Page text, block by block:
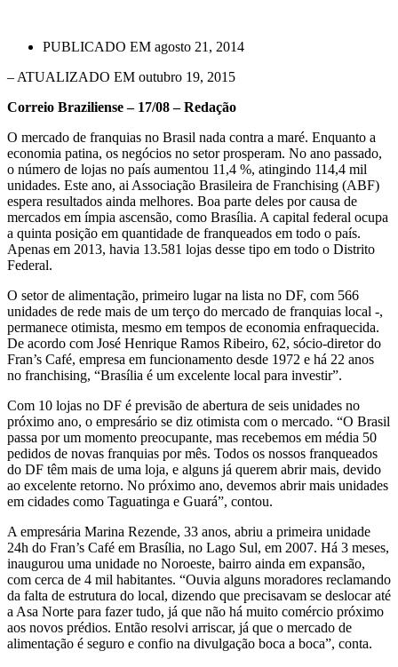
PUBLICADO EM agosto 21, 2014
– ATUALIZADO EM outubro 19, 2015
Correio Braziliense – 17/08 – Redação
O mercado de franquias no Brasil nada contra a maré. Enquanto a
economia patina, os negócios no setor prosperam. No ano passado,
o número de lojas no país aumentou 11,4 %, atingindo 114,4 mil
unidades. Este ano, ai Associação Brasileira de Franchising (ABF)
espera resultados ainda melhores. Boa parte deles por causa de
mercados em ímpia ascensão, como Brasília. A capital federal ocupa
a quinta posição em quantidade de franqueados em todo o país.
Apenas em 2013, havia 13.581 lojas desse tipo em todo o Distrito
Federal.
O setor de alimentação, primeiro lugar na lista no DF, com 566
unidades de rede mais de um terço do mercado de franquias local -,
permanece otimista, mesmo em tempos de economia enfraquecida.
De acordo com José Henrique Ramos Ribeiro, 62, sócio-diretor do
Fran’s Café, empresa em funcionamento desde 1972 e há 22 anos
no franchising, “Brasília é um excelente local para investir”.
Com 10 lojas no DF é previsão de abertura de seis unidades no
próximo ano, o empresário se diz otimista com o mercado. “O Brasil
passa por um momento preocupante, mas recebemos em média 50
pedidos de novas franquias por mês. Todos os nossos franqueados
do DF têm mais de uma loja, e alguns já querem abrir mais, devido
ao excelente retorno. No próximo ano, devemos abrir mais unidades
em cidades como Taguatinga e Guará”, contou.
A empresária Marina Rezende, 33 anos, abriu a primeira unidade
24h do Fran’s Café em Brasília, no Lago Sul, em 2007. Há 3 meses,
inaugurou uma unidade no Noroeste, bairro ainda em expansão,
com cerca de 4 mil habitantes. “Ouvia alguns moradores reclamando
da falta de estrutura do local, dizendo que precisavam se deslocar até
a Asa Norte para fazer tudo, já que não há muito comércio próximo
aos novos prédios. Então resolvi arriscar, já que o mercado de
alimentação é seguro e confio na divulgação boca a boca”, conta.